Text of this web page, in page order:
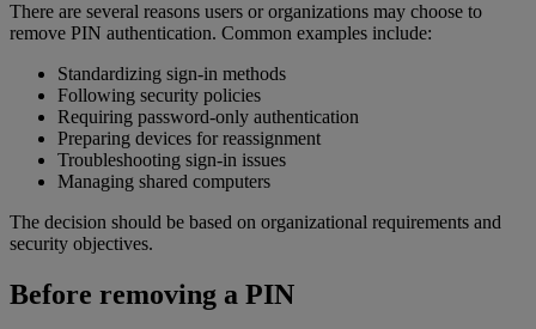
There are several reasons users or organizations may choose to
remove PIN authentication. Common examples include:
Standardizing sign-in methods
Following security policies
Requiring password-only authentication
Preparing devices for reassignment
Troubleshooting sign-in issues
Managing shared computers
The decision should be based on organizational requirements and
security objectives.
Before removing a PIN